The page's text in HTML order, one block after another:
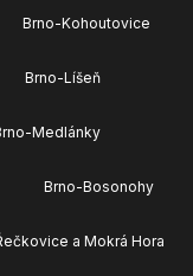
Brno-Kohoutovice
Brno-Líšeň
Medlánky
Brno-Bosonohy
a Mokrá Hora